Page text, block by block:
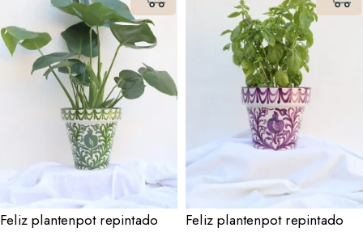
Feliz plantenpot repintado
Feliz plantenpot repintado